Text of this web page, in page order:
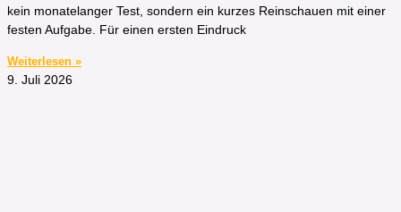
kein monatelanger Test, sondern ein kurzes Reinschauen mit einer
festen Aufgabe. Für einen ersten Eindruck
Weiterlesen »
9. Juli 2026